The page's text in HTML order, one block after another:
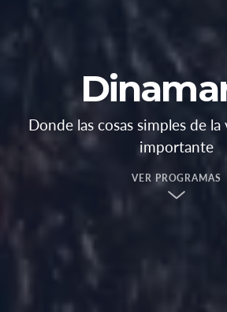
Donde las cosas simples de
importante
VER PROGRAMAS